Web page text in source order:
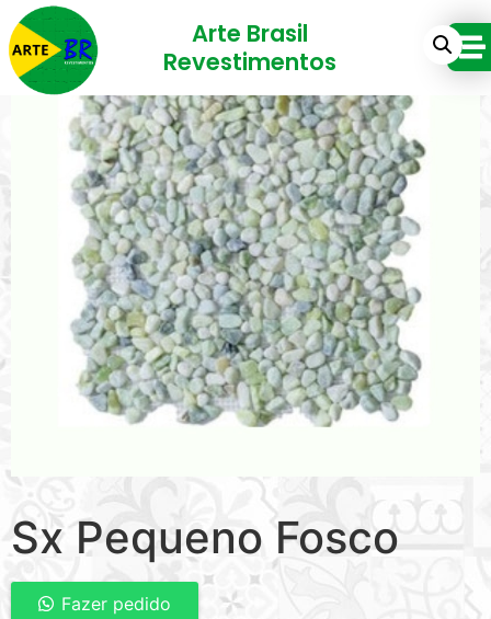
Arte Brasil
Revestimentos
Sx Pequeno Fosco
Fazer pedido